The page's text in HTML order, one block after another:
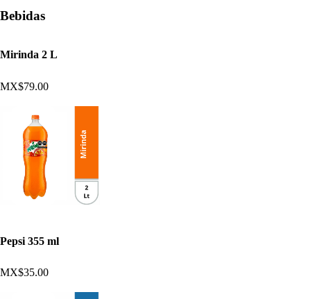
Bebidas
Mirinda 2 L
MX$79.00
Pepsi 355 ml
MX$35.00